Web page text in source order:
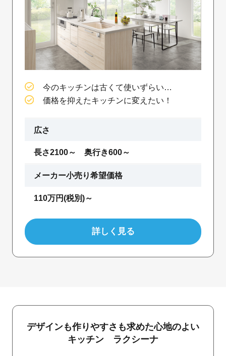
今のキッチンは古くて使いずらい…
価格を抑えたキッチンに変えたい！
広さ
長さ2100～ 奥行き600～
メーカー小売り希望価格
110万円(税別)～
詳しく見る
デザインも作りやすさも求めた心地のよい
キッチン ラクシーナ